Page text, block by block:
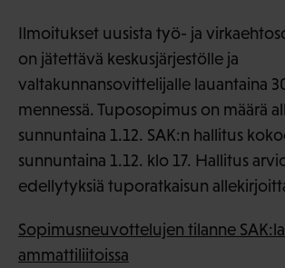
Ilmoitukset uusista työ- ja
on jätettävä keskusjärjestölle ja
valtakunnansovittelijalle lauantaina
mennessä. Tuposopimus on määrä
sunnuntaina 1.12. SAK:n hallitus
sunnuntaina 1.12. klo 17. Hallitus
edellytyksiä tuporatkaisun
Sopimusneuvottelujen tilanne
ammattiliitoissa